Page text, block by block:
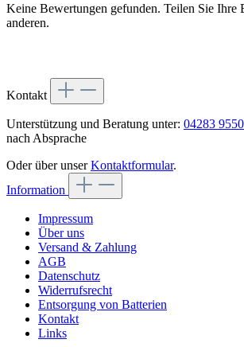
Keine Bewertungen gefunden. Teilen Sie Ihre
anderen.
Kontakt
Unterstützung und Beratung unter: 04283
nach Absprache
Oder über unserKontaktformular.
Information
Impressum
Über uns
Versand & Zahlung
AGB
Datenschutz
Widerrufsrecht
Entsorgung von Batterien
Kontakt
Links